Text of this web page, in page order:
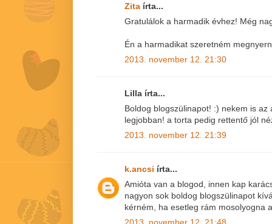
Zita írta...
Gratulálok a harmadik évhez! Még
Én a harmadikat szeretném
2013. november 12. 21:30
Lilla írta...
Boldog blogszülinapot! :) nekem is
legjobban! a torta pedig rettentő jól
2013. november 12. 21:39
k.ancsi írta...
Amióta van a blogod, innen kap
nagyon sok boldog blogszülinapot
kérném, ha esetleg rám mosolyogna